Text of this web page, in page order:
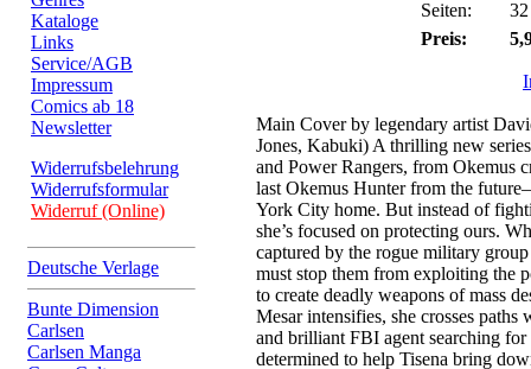
Kataloge
Links
Service/AGB
Impressum
Comics ab 18
Newsletter
Widerrufsbelehrung
Widerrufsformular
Widerruf (Online)
Deutsche Verlage
Bunte Dimension
Carlsen
Carlsen Manga
Seiten:
32
Preis:
Main Cover by legendary artist
Jones, Kabuki) A thrilling new
and Power Rangers, from Okemus
last Okemus Hunter from the
York City home. But instead of
she’s focused on protecting ours.
captured by the rogue military
must stop them from exploiting the
to create deadly weapons of mass
Mesar intensifies, she crosses
and brilliant FBI agent searching for
determined to help Tisena bring